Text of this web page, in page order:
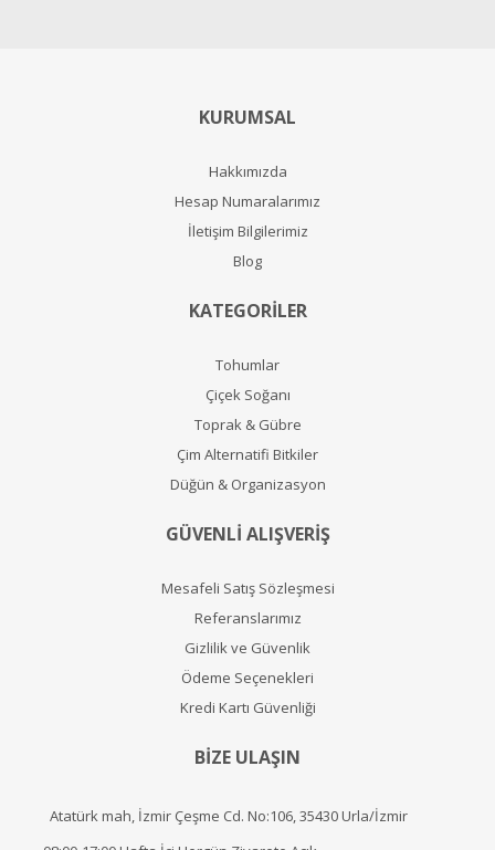
KURUMSAL
Hakkımızda
Hesap Numaralarımız
İletişim Bilgilerimiz
Blog
KATEGORİLER
Tohumlar
Çiçek Soğanı
Toprak & Gübre
Çim Alternatifi Bitkiler
Düğün & Organizasyon
GÜVENLİ ALIŞVERİŞ
Mesafeli Satış Sözleşmesi
Referanslarımız
Gizlilik ve Güvenlik
Ödeme Seçenekleri
Kredi Kartı Güvenliği
BİZE ULAŞIN
Atatürk mah, İzmir Çeşme Cd. No:106, 35430 Urla/İzmir